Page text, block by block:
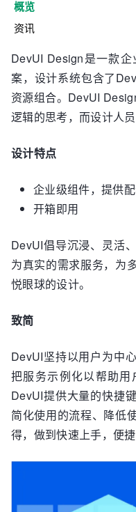
概览
资讯
DevUI Design是一款
案，设计系统包含了
资源组合。DevUI
逻辑的思考，而设计人
设计特点
企业级组件，提供
开箱即用
DevUI倡导沉浸、灵活
为真实的需求服务，为
悦眼球的设计。
致简
DevUI坚持以用户为中
把服务示例化以帮助用
DevUI提供大量的快捷
简化使用的流程、降低
得，做到快速上手，便捷